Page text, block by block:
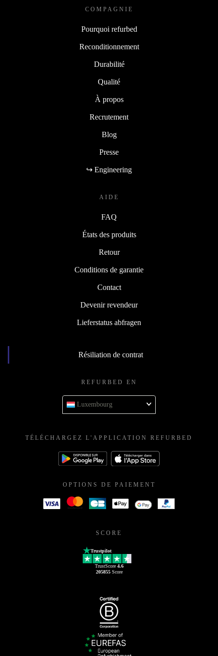
COMPAGNIE
Pourquoi refurbed
Reconditionnement
Durabilité
Qualité
À propos
Recrutement
Blog
Presse
↪ Engineering
AIDE
FAQ
États des produits
Retour
Conditions de garantie
Contact
Devenir revendeur
Lieferstatus abfragen
Résiliation de contrat
REFURBED EN
Luxembourg
TÉLÉCHARGEZ L'APPLICATION REFURBED
OPTIONS DE PAIEMENT
SCORE
Trustpilot
TrustScore 4.6
205855Score